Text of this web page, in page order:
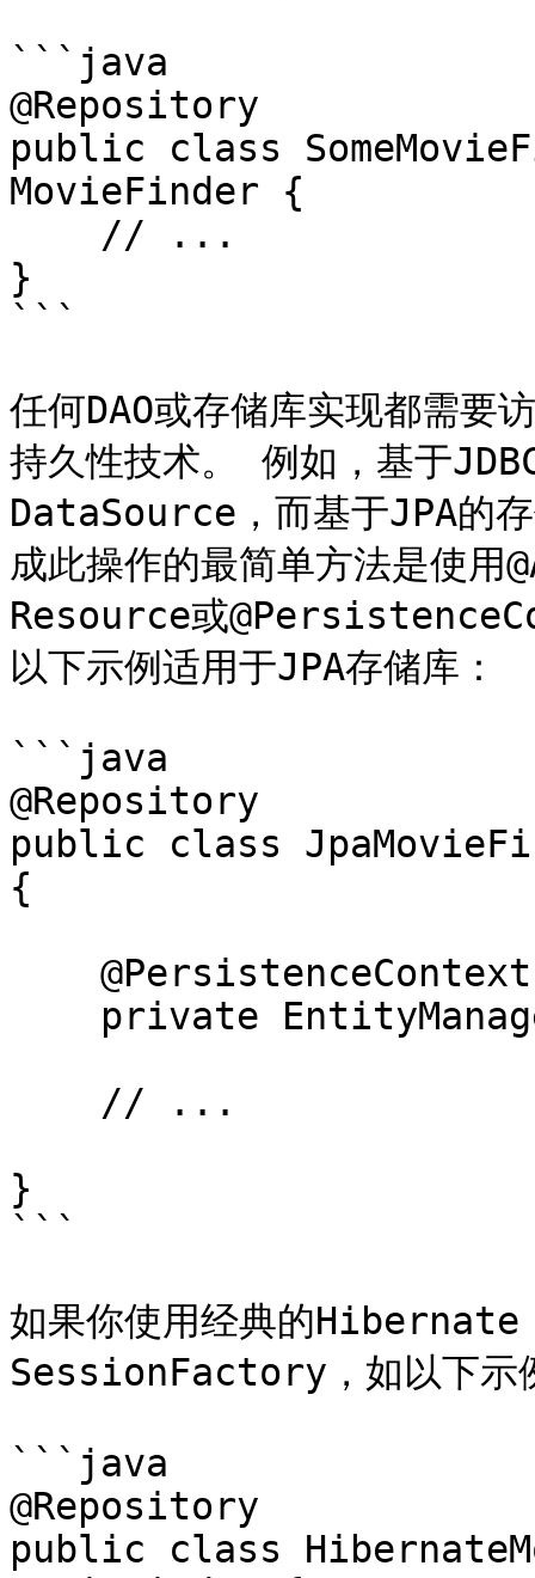
```java
@Repository
public class
MovieFinder {
}
```
任何DAO或存储库实现都需要
持久性技术。 例如，基于
DataSource，而基于JPA的
成此操作的最简单方法是使
Resource或
以下示例适用于JPA存储库：
```java
@Repository
public class
{
}
```
如果你使用经典的Hibernate
SessionFactory，如以下示
```java
@Repository
public class